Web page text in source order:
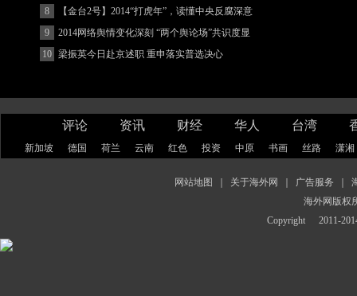
8
【金台2号】2014“打虎年”，读懂中央反腐深意
9
2014网络舆情变化深刻 “两个舆论场”共识度显
著增强
10 梁振英今日赴京述职 重申落实普选决心
评论 资讯 财经 华人 台湾
新加坡 德国 荷兰 云南 红色 投资 中原 书画 丝路 潇湘
网站地图 关于海外网 广告服务
海外网版权
Copyright
2011-